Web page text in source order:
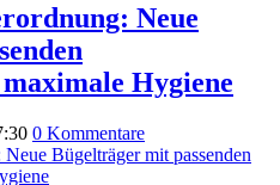
Neue
Hygiene
0 Kommentare